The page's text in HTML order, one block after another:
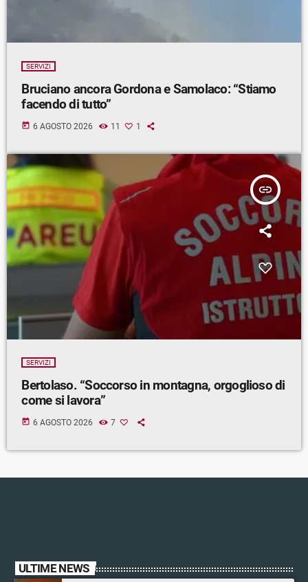
SERVIZI
Bruciano ancora Gordona e Samolaco: “Stiamo
facendo di tutto”
today 6 AGOSTO 2026 11 1
insert_link
SERVIZI
Bertolaso. “Soccorso in montagna, orgoglioso di
come si lavora”
today 6 AGOSTO 2026 7
ULTIME NEWS